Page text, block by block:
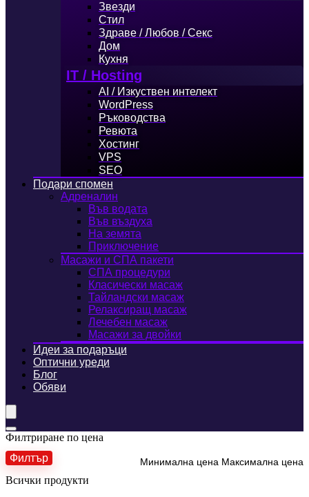
Звезди
Стил
Здраве / Любов / Секс
Дом
Кухня
IT / Hosting
AI / Изкуствен интелект
WordPress
Ръководства
Ревюта
Хостинг
VPS
SEO
Подари спомен
Адреналин
Във водата
Във въздуха
На земята
Приключение
Масажи и СПА пакети
СПА процедури
Класически масаж
Тайландски масаж
Релаксиращ масаж
Лечебен масаж
Масажи за двойки
Идеи за подаръци
Оптични уреди
Блог
Обяви
Филтриране по цена
Минимална цена Максимална цена
Филтър
Всички продукти